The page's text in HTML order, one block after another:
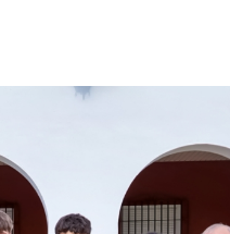
Informazioni tecniche
Canale Etico